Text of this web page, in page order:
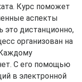
Курс поможет
аспекты
это дистанционно,
организован на
С его помощью
в электронной